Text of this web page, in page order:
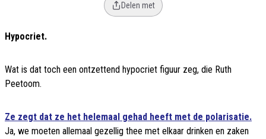
Delen met
Hypocriet.
Wat is dat toch een ontzettend hypocriet figuur zeg, die Ruth
Peetoom.
Ze zegt dat ze het helemaal gehad heeft met de polarisatie.
Ja, we moeten allemaal gezellig thee met elkaar drinken en zaken